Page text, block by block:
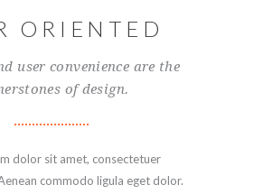
ORIENTED
user convenience are the
of design.
dolor sit amet, consectetuer
commodo ligula eget dolor.